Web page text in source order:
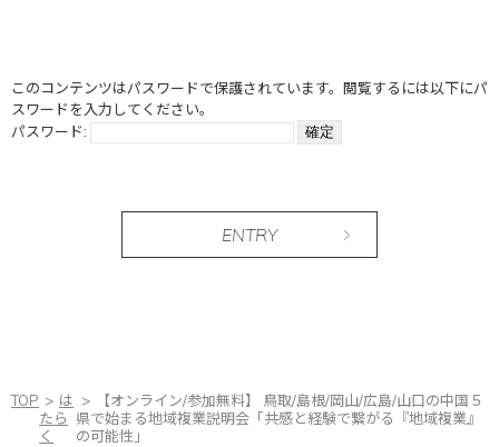
このコンテンツはパスワードで保護されています。閲覧するには以下にパ
スワードを入力してください。
パスワード:
ENTRY
TOP
は
たら
く
【オンライン/参加無料】 鳥取/島根/岡山/広島/山口の中国５
県で始まる地域複業説明会「共感と経験で繋がる『地域複業』
の可能性」